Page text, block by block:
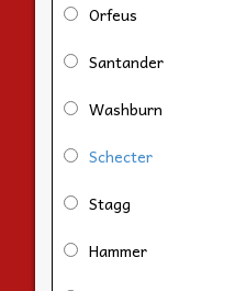
Orfeus
Santander
Washburn
Schecter
Stagg
Hammer